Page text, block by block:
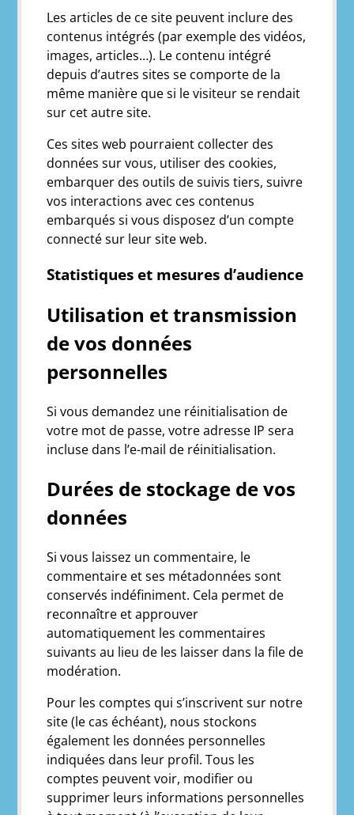
Les articles de ce site peuvent inclure des
contenus intégrés (par exemple des vidéos,
images, articles…). Le contenu intégré
depuis d’autres sites se comporte de la
même manière que si le visiteur se rendait
sur cet autre site.
Ces sites web pourraient collecter des
données sur vous, utiliser des cookies,
embarquer des outils de suivis tiers, suivre
vos interactions avec ces contenus
embarqués si vous disposez d’un compte
connecté sur leur site web.
Statistiques et mesures d’audience
Utilisation et transmission
de vos données
personnelles
Si vous demandez une réinitialisation de
votre mot de passe, votre adresse IP sera
incluse dans l’e-mail de réinitialisation.
Durées de stockage de vos
données
Si vous laissez un commentaire, le
commentaire et ses métadonnées sont
conservés indéfiniment. Cela permet de
reconnaître et approuver
automatiquement les commentaires
suivants au lieu de les laisser dans la file de
modération.
Pour les comptes qui s’inscrivent sur notre
site (le cas échéant), nous stockons
également les données personnelles
indiquées dans leur profil. Tous les
comptes peuvent voir, modifier ou
supprimer leurs informations personnelles